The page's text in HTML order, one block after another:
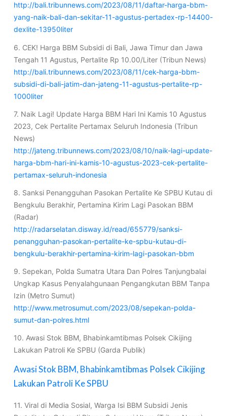
http://bali.tribunnews.com/2023/08/11/daftar-harga-bbm-
yang-naik-bali-dan-sekitar-11-agustus-pertadex-rp-14400-
dexlite-13950liter
6. CEK! Harga BBM Subsidi di Bali, Jawa Timur dan Jawa
Tengah 11 Agustus, Pertalite Rp 10.00/Liter (Tribun News)
http://bali.tribunnews.com/2023/08/11/cek-harga-bbm-
subsidi-di-bali-jatim-dan-jateng-11-agustus-pertalite-rp-
1000liter
7. Naik Lagi! Update Harga BBM Hari Ini Kamis 10 Agustus
2023, Cek Pertalite Pertamax Seluruh Indonesia (Tribun
News)
http://jateng.tribunnews.com/2023/08/10/naik-lagi-update-
harga-bbm-hari-ini-kamis-10-agustus-2023-cek-pertalite-
pertamax-seluruh-indonesia
8. Sanksi Penangguhan Pasokan Pertalite Ke SPBU Kutau di
Bengkulu Berakhir, Pertamina Kirim Lagi Pasokan BBM
(Radar)
http://radarselatan.disway.id/read/655779/sanksi-
penangguhan-pasokan-pertalite-ke-spbu-kutau-di-
bengkulu-berakhir-pertamina-kirim-lagi-pasokan-bbm
9. Sepekan, Polda Sumatra Utara Dan Polres Tanjungbalai
Ungkap Kasus Penyalahgunaan Pengangkutan BBM Tanpa
Izin (Metro Sumut)
http://www.metrosumut.com/2023/08/sepekan-polda-
sumut-dan-polres.html
10. Awasi Stok BBM, Bhabinkamtibmas Polsek Cikijing
Lakukan Patroli Ke SPBU (Garda Publik)
Awasi Stok BBM, Bhabinkamtibmas Polsek Cikijing
Lakukan Patroli Ke SPBU
11. Viral di Media Sosial, Warga Isi BBM Subsidi Jenis